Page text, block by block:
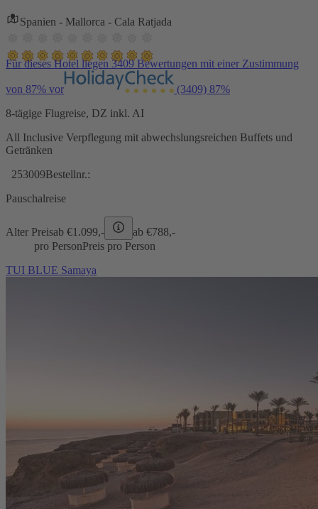
Spanien - Mallorca - Cala Ratjada
Für dieses Hotel liegen 3409 Bewertungen mit einer Zustimmung
von 87% vor (3409) 87%
8-tägige Flugreise, DZ inkl. AI
All Inclusive Verpflegung mit abwechslungsreichen Buffets und
Getränken
253009Bestellnr.:
Pauschalreise
Alter Preisab €1.099,- ab €788,-
pro PersonPreis pro Person
TUI BLUE Samaya